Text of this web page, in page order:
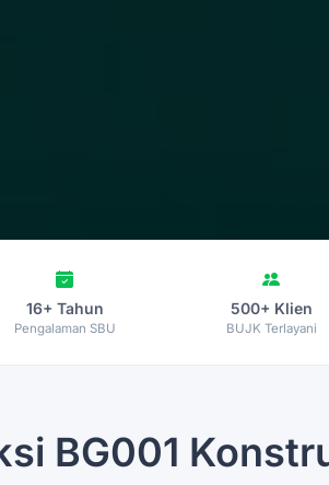
16+ Tahun
Pengalaman SBU
500+ Klien
BUJK Terlayani
BG001